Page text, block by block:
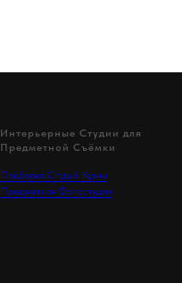
Интерьерные Студии для
Предметной Съёмки
Подборка Студий Кухни
Предметная Фотостудия